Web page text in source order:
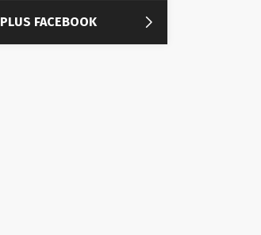
PLUS FACEBOOK 